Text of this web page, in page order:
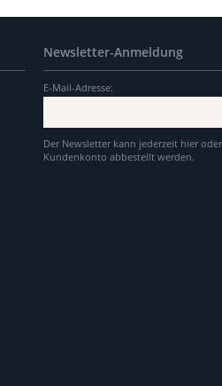
Newsletter-Anmeldung
E-Mail-Adresse:
Der Newsletter kann jederzeit hier
Kundenkonto abbestellt werden.